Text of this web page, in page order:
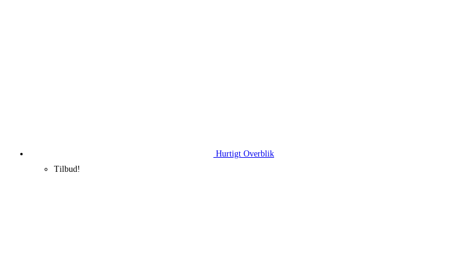
Hurtigt Overblik
Tilbud!